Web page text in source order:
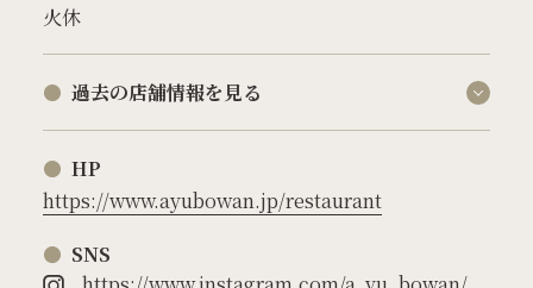
火休
過去の店舗情報を見る
HP
https://www.ayubowan.jp/restaurant
SNS